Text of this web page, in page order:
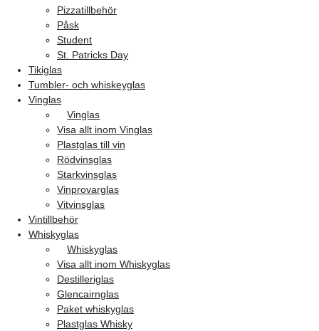
Pizzatillbehör
Påsk
Student
St. Patricks Day
Tikiglas
Tumbler- och whiskeyglas
Vinglas
Vinglas
Visa allt inom Vinglas
Plastglas till vin
Rödvinsglas
Starkvinsglas
Vinprovarglas
Vitvinsglas
Vintillbehör
Whiskyglas
Whiskyglas
Visa allt inom Whiskyglas
Destilleriglas
Glencairnglas
Paket whiskyglas
Plastglas Whisky